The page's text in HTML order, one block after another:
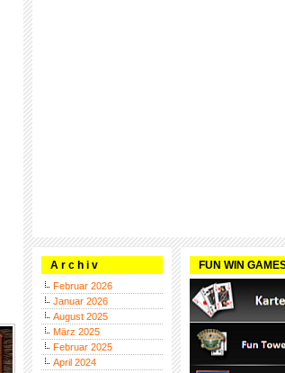
A r c h i v
Februar 2026
Januar 2026
August 2025
März 2025
Februar 2025
April 2024
FUN WIN